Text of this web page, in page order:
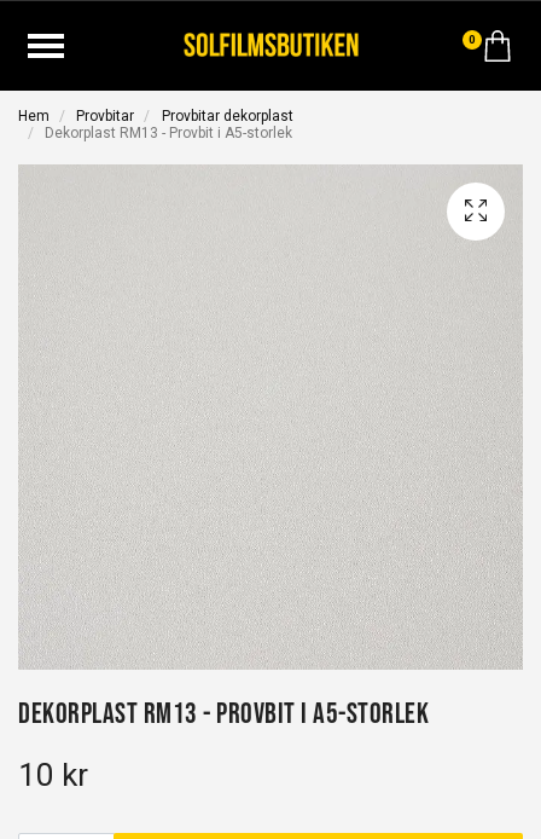
0
Hem Provbitar
Provbitar dekorplast
Dekorplast RM13 - Provbit i A5-storlek
Dekorplast RM13 - Provbit i A5-storlek
10 kr